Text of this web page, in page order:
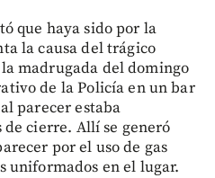
que haya sido por la
la causa del trágico
madrugada del domingo
de la Policía en un bar
parecer estaba
cierre. Allí se generó
por el uso de gas
uniformados en el lugar.